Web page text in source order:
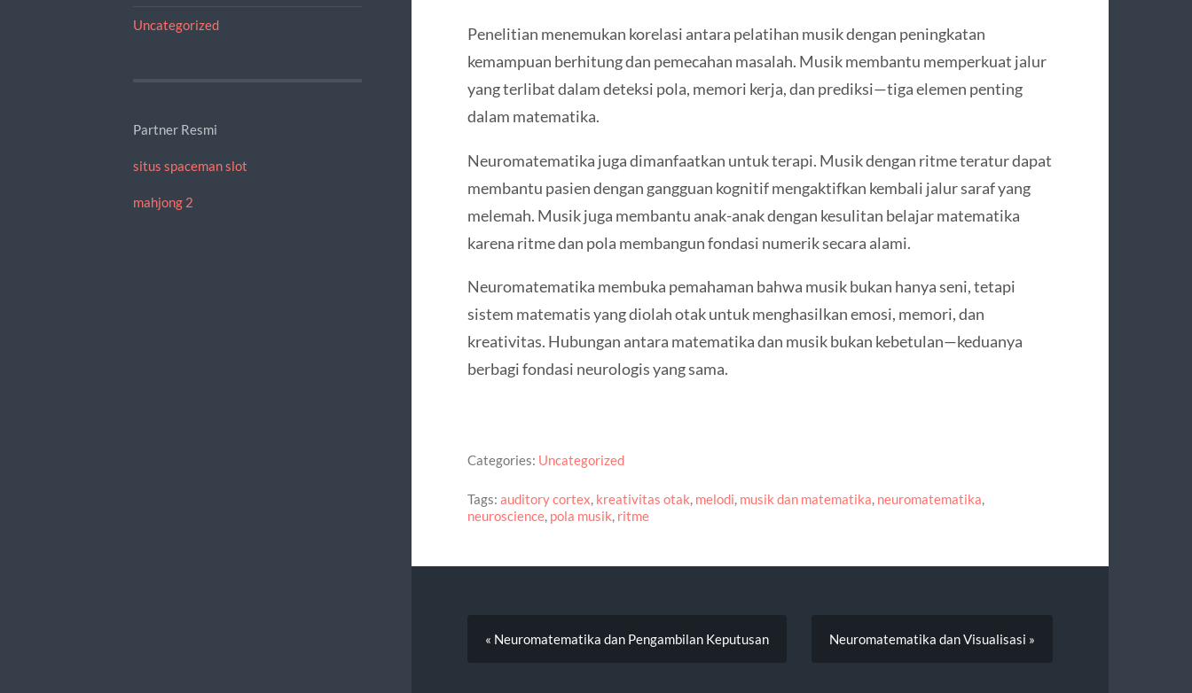
Uncategorized
Partner Resmi
situs spaceman slot
mahjong 2
Penelitian menemukan korelasi antara pelatihan musik dengan peningkatan
kemampuan berhitung dan pemecahan masalah. Musik membantu memperkuat jalur
yang terlibat dalam deteksi pola, memori kerja, dan prediksi—tiga elemen penting
dalam matematika.
Neuromatematika juga dimanfaatkan untuk terapi. Musik dengan ritme teratur dapat
membantu pasien dengan gangguan kognitif mengaktifkan kembali jalur saraf yang
melemah. Musik juga membantu anak-anak dengan kesulitan belajar matematika
karena ritme dan pola membangun fondasi numerik secara alami.
Neuromatematika membuka pemahaman bahwa musik bukan hanya seni, tetapi
sistem matematis yang diolah otak untuk menghasilkan emosi, memori, dan
kreativitas. Hubungan antara matematika dan musik bukan kebetulan—keduanya
berbagi fondasi neurologis yang sama.
Categories: Uncategorized
Tags: auditory cortex, kreativitas otak, melodi, musik dan matematika, neuromatematika,
neuroscience, pola musik, ritme
« Neuromatematika dan Pengambilan Keputusan Neuromatematika dan Visualisasi »